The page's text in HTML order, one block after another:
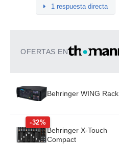
1 respuesta directa
OFERTAS EN
Behringer WING Rack
-32%
Behringer X-Touch
Compact